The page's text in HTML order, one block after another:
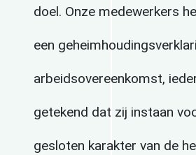
doel. Onze medewerkers
een
arbeidsovereenkomst,
getekend dat zij instaan
gesloten karakter van de